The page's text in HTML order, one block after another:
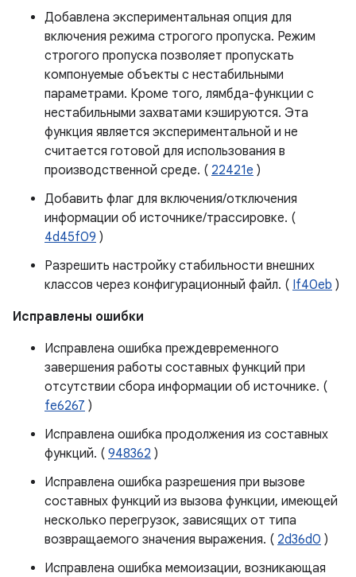
Добавлена ​​экспериментальная опция для
включения режима строгого пропуска. Режим
строгого пропуска позволяет пропускать
компонуемые объекты с нестабильными
параметрами. Кроме того, лямбда-функции с
нестабильными захватами кэшируются. Эта
функция является экспериментальной и не
считается готовой для использования в
производственной среде. ( 22421e )
Добавить флаг для включения/отключения
информации об источнике/трассировке. (
4d45f09 )
Разрешить настройку стабильности внешних
классов через конфигурационный файл. ( If40eb )
Исправлены ошибки
Исправлена ​​ошибка преждевременного
завершения работы составных функций при
отсутствии сбора информации об источнике. (
fe6267 )
Исправлена ​​ошибка продолжения из составных
функций. ( 948362 )
Исправлена ​​ошибка разрешения при вызове
составных функций из вызова функции, имеющей
несколько перегрузок, зависящих от типа
возвращаемого значения выражения. ( 2d36d0 )
Исправлена ​​ошибка мемоизации, возникающая